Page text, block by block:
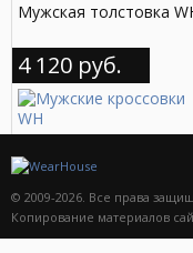
Мужская толстовка
4 120 руб.
11 590 руб.
© 2009-2026. Все права
Копирование материалов